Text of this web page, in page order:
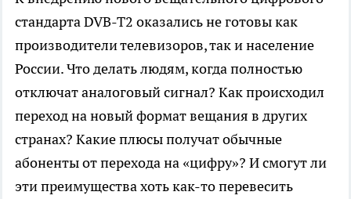
стандарта DVB-T2 оказались не готовы как
производители телевизоров, так и население
России. Что делать людям, когда полностью
отключат аналоговый сигнал? Как происходил
переход на новый формат вещания в других
странах? Какие плюсы получат обычные
абоненты от перехода на «цифру»? И смогут ли
эти преимущества хоть как-то перевесить